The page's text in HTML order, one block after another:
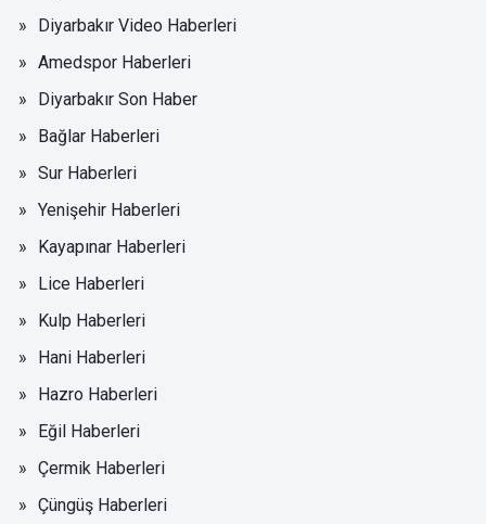
Diyarbakır Video Haberleri
Amedspor Haberleri
Diyarbakır Son Haber
Bağlar Haberleri
Sur Haberleri
Yenişehir Haberleri
Kayapınar Haberleri
Lice Haberleri
Kulp Haberleri
Hani Haberleri
Hazro Haberleri
Eğil Haberleri
Çermik Haberleri
Çüngüş Haberleri